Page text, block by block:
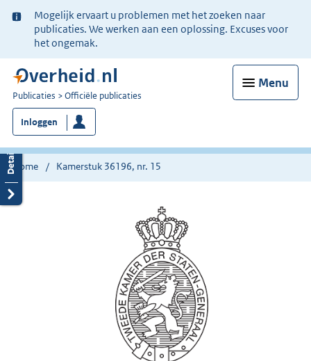
Ter
informatie:
Mogelijk ervaart u problemen met het zoeken naar
publicaties. We werken aan een oplossing. Excuses voor
het ongemak.
Menu
U
bent
nu
hier:
Publicaties Officiële publicaties
Inloggen
Home Kamerstuk 36196, nr. 15